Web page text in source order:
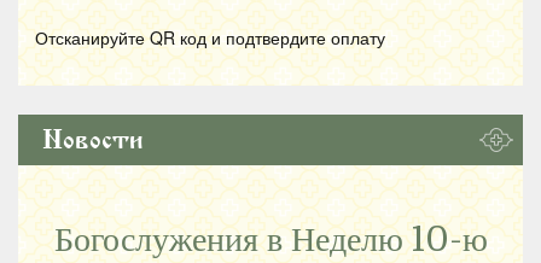
Отсканируйте QR код и подтвердите оплату
Новости
Богослужения в Неделю 10-ю